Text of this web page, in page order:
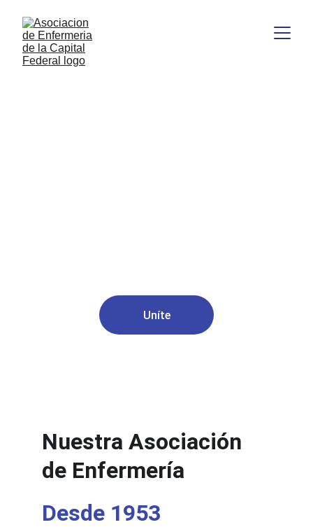
Uníte
Nuestra Asociación
de Enfermería
Desde 1953